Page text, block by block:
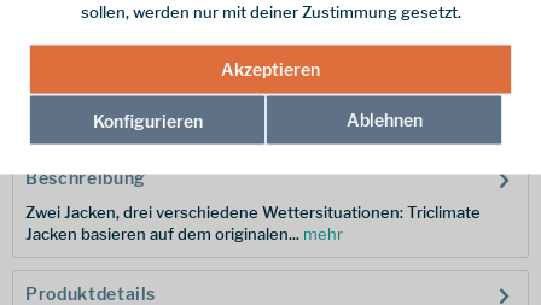
Merken
Hersteller-Nr.: NFA5IWI-JK31-XL
Beschreibung
Zwei Jacken, drei verschiedene Wettersituationen: Triclimate
Jacken basieren auf dem originalen... mehr
Produktdetails
sollen, werden nur mit deiner Zustimmung gesetzt.
Akzeptieren
Konfigurieren Ablehnen